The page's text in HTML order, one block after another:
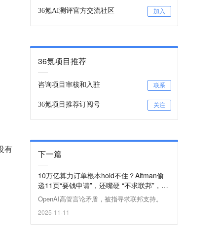
有
36氪AI测评官方交流社区 加入
36氪项目推荐
咨询项目审核和入驻 联系
36氪项目推荐订阅号 关注
下一篇
10万亿算力订单根本hold不住？Altman偷
递11页“要钱申请”，还嘴硬 “不求联邦”，白
宫直拒：谁都不救
OpenAI高管言论矛盾，被指寻求联邦支持。
2025-11-11